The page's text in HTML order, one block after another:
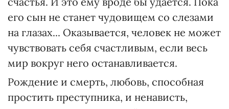
его сын не станет чудовищем со слезами
на глазах... Оказывается, человек не может
чувствовать себя счастливым, если весь
мир вокруг него останавливается.
Рождение и смерть, любовь, способная
простить преступника, и ненависть,